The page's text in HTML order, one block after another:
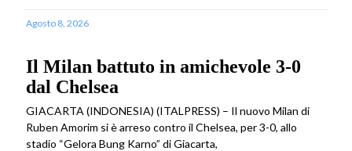
Agosto 8, 2026
Il Milan battuto in amichevole 3-0
dal Chelsea
GIACARTA (INDONESIA) (ITALPRESS) – Il nuovo Milan di
Ruben Amorim si è arreso contro il Chelsea, per 3-0, allo
stadio “Gelora Bung Karno” di Giacarta,